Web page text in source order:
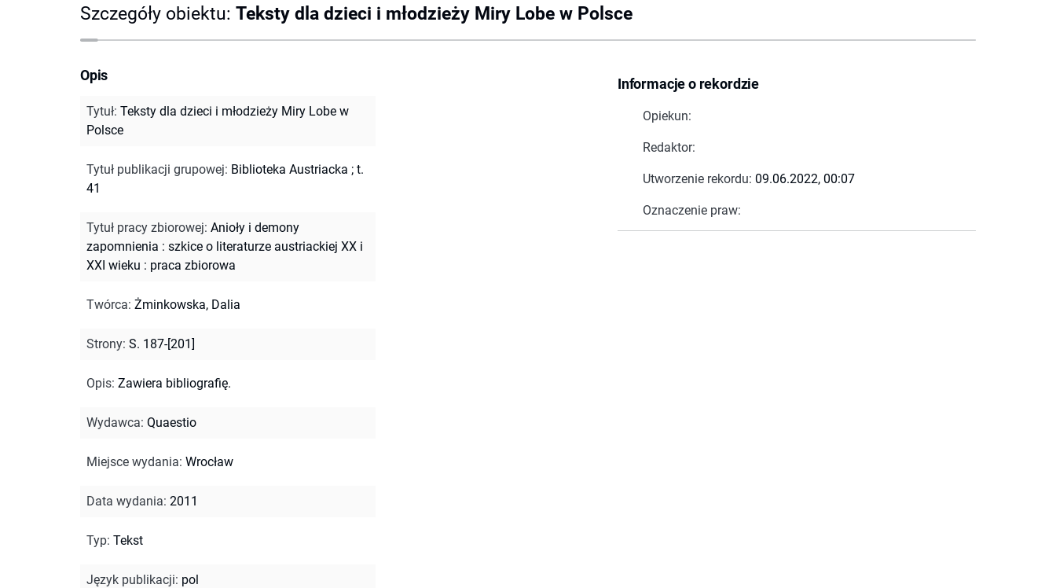
Szczegóły obiektu: Teksty dla dzieci i młodzieży Miry Lobe w Polsce
Informacje o rekordzie
Opiekun:
Redaktor:
Utworzenie rekordu: 09.06.2022, 00:07
Oznaczenie praw:
Opis
Tytuł: Teksty dla dzieci i młodzieży Miry Lobe w
Polsce
Tytuł publikacji grupowej: Biblioteka Austriacka ; t.
41
Tytuł pracy zbiorowej: Anioły i demony
zapomnienia : szkice o literaturze austriackiej XX i
XXI wieku : praca zbiorowa
Twórca: Żminkowska, Dalia
Strony: S. 187-[201]
Opis: Zawiera bibliografię.
Wydawca: Quaestio
Miejsce wydania: Wrocław
Data wydania: 2011
Typ: Tekst
Język publikacji: pol